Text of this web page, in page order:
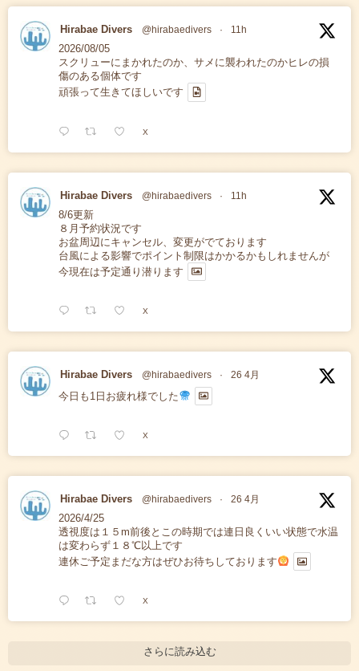
Hirabae Divers @hirabaedivers · 11h
2026/08/05
スクリューにまかれたのか、サメに襲われたのかヒレの損
傷のある個体です
頑張って生きてほしいです
X
Hirabae Divers @hirabaedivers · 11h
8/6更新
８月予約状況です
お盆周辺にキャンセル、変更がでております
台風による影響でポイント制限はかかるかもしれませんが
今現在は予定通り潜ります
X
Hirabae Divers @hirabaedivers · 26 4月
今日も1日お疲れ様でした
X
Hirabae Divers @hirabaedivers · 26 4月
2026/4/25
透視度は１５m前後とこの時期では連日良くいい状態で水温
は変わらず１８℃以上です
連休ご予定まだな方はぜひお待ちしております
X
さらに読み込む